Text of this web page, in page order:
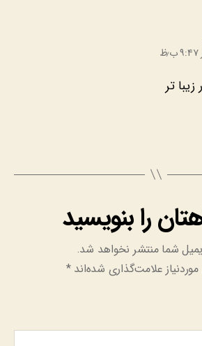
تر
را بنویسید
شما منتشر نخواهد شد.
علامت‌گذاری شده‌اند*